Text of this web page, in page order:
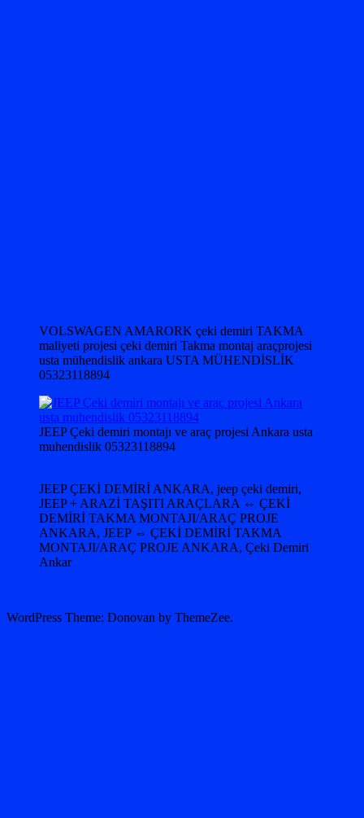
VOLSWAGEN AMARORK çeki demiri TAKMA
maliyeti projesi çeki demiri Takma montaj araçprojesi
usta mühendislik ankara USTA MÜHENDİSLİK
05323118894
JEEP Çeki demiri montajı ve araç projesi Ankara usta
muhendislik 05323118894
JEEP ÇEKİ DEMİRİ ANKARA, jeep çeki demiri,
JEEP + ARAZİ TAŞITI ARAÇLARA ⇔ ÇEKİ
DEMİRİ TAKMA MONTAJI/ARAÇ PROJE
ANKARA, JEEP ⇔ ÇEKİ DEMİRİ TAKMA
MONTAJI/ARAÇ PROJE ANKARA, Çeki Demiri
Ankar
WordPress Theme: Donovan by ThemeZee.